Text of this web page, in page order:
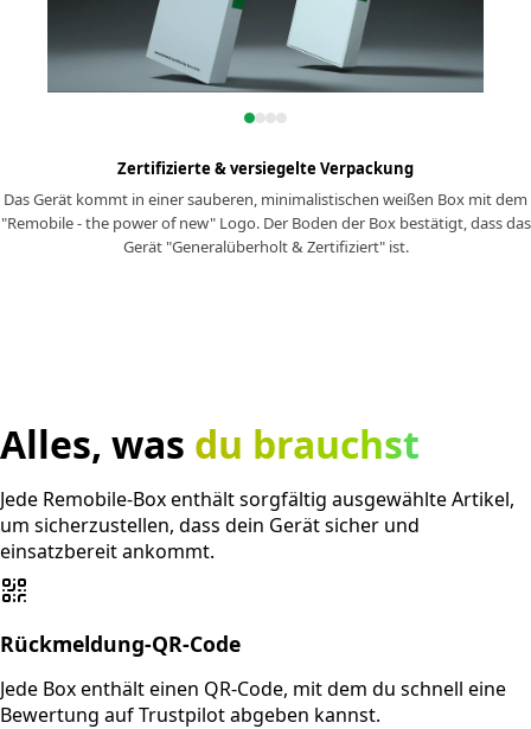
Zertifizierte & versiegelte Verpackung
Das Gerät kommt in einer sauberen, minimalistischen weißen Box mit dem
"Remobile - the power of new" Logo. Der Boden der Box bestätigt, dass das
Gerät "Generalüberholt & Zertifiziert" ist.
Alles, was du brauchst
Jede Remobile-Box enthält sorgfältig ausgewählte Artikel,
um sicherzustellen, dass dein Gerät sicher und
einsatzbereit ankommt.
Rückmeldung-QR-Code
Jede Box enthält einen QR-Code, mit dem du schnell eine
Bewertung auf Trustpilot abgeben kannst.